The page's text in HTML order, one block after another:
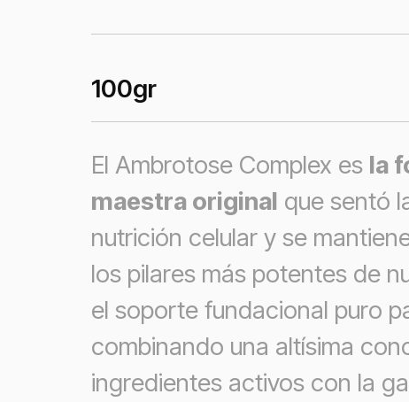
100gr
El Ambrotose Complex es la
maestra original que sentó
nutrición celular y se
los pilares más potentes de
el soporte fundacional puro
combinando una altísima
ingredientes activos con la